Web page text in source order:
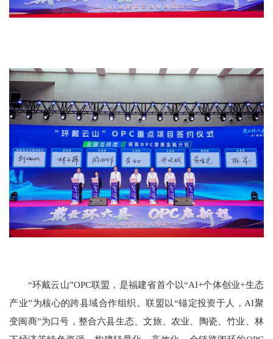
“环戴云山”OPC联盟，是福建省首个以“AI+个体创业+生态
产业”为核心的跨县域合作组织。联盟以“锚定投资于人，AI聚
变闽商”为口号，整合六县生态、文旅、农业、陶瓷、竹业、林